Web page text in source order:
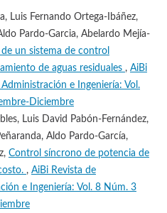
Luis Fernando Ortega-Ibáñez,
Pardo-Garcia, Abelardo Mejía-
un sistema de control
de aguas residuales , AiBi
e Ingeniería: Vol.
Diciembre
Luis David Pabón-Fernández,
Aldo Pardo-García,
Control síncrono de potencia de
, AiBi Revista de
e Ingeniería: Vol. 8 Núm. 3